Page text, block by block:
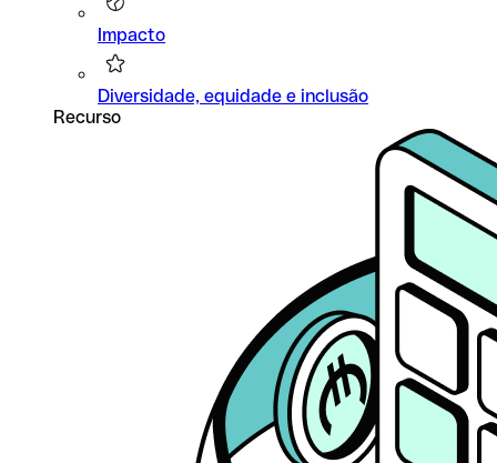
Impacto
Diversidade, equidade e inclusão
Recurso